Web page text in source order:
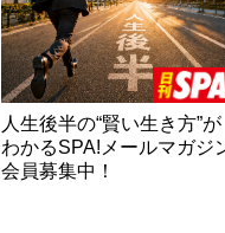
人生後半の“賢い生き方”が
わかるSPA!メールマガジ
会員募集中！